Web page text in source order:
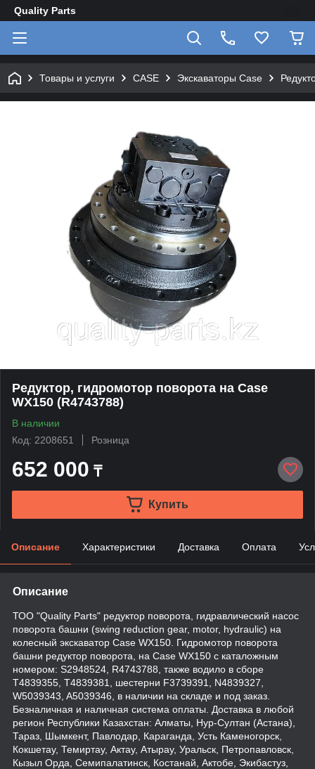
Quality Parts
Товары и услуги CASE Экскаваторы Case
Редуктор, гидромотор поворота на Case
WX150 (R4743788)
В наличии
Код: 2208651
Розница
652 000 ₸
Купить
Описание Характеристики Доставка Оплата
Описание
ТОО "Quality Parts" редуктор поворота, гидравлический насос
поворота башни (swing reduction gear, motor, hydraulic) на
колесный экскаватор Case WX150. Гидромотор поворота
башни редуктор поворота, на Case WX150 с каталожным
номером: S2948524, R4743788, также водило в сборе
T4839355, T4839381, шестерни F3739391, N4839327,
W5039343, A5039346, в наличии на складе и под заказ.
Безналичная и наличная система оплаты. Доставка в любой
регион Республики Казахстан: Алматы, Нур-Султан (Астана),
Тараз, Шымкент, Павлодар, Караганда, Усть Каменогорск,
Кокшетау, Темиртау, Актау, Атырау, Уральск, Петропавловск,
Кызыл Орда, Семипалатинск, Костанай, Актобе, Экибастуз,